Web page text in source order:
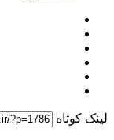
لینک کوتاه